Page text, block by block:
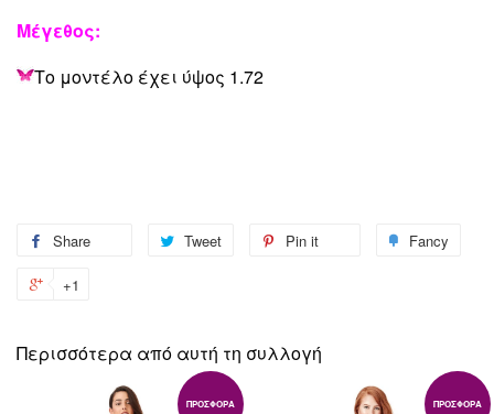
Μέγεθος:
Το μοντέλο έχει ύψος 1.72
Share
Share
Tweet
Tweet
Pin it Fancy
+1
Google
Plus
Περισσότερα από αυτή τη συλλογή
ΠΡΟΣΦΟΡΆ ΠΡΟΣΦΟΡΆ